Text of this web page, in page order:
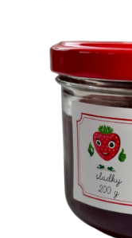
hvězdiček.